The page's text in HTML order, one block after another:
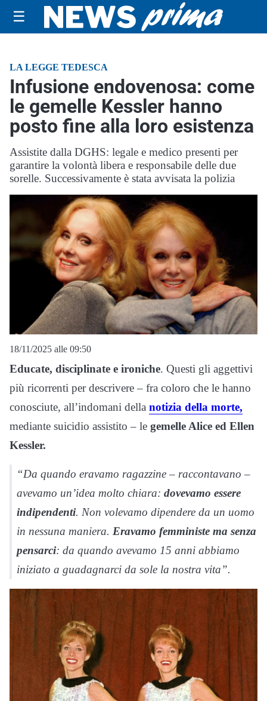
☰
LA LEGGE TEDESCA
Infusione endovenosa: come
le gemelle Kessler hanno
posto fine alla loro esistenza
Assistite dalla DGHS: legale e medico presenti per
garantire la volontà libera e responsabile delle due
sorelle. Successivamente è stata avvisata la polizia
18/11/2025 alle 09:50
Educate, disciplinate e ironiche. Questi gli aggettivi
più ricorrenti per descrivere – fra coloro che le hanno
conosciute, all’indomani della notizia della morte,
mediante suicidio assistito – le gemelle Alice ed Ellen
Kessler.
“Da quando eravamo ragazzine – raccontavano –
avevamo un’idea molto chiara: dovevamo essere
indipendenti. Non volevamo dipendere da un uomo
in nessuna maniera. Eravamo femministe ma senza
pensarci: da quando avevamo 15 anni abbiamo
iniziato a guadagnarci da sole la nostra vita”.